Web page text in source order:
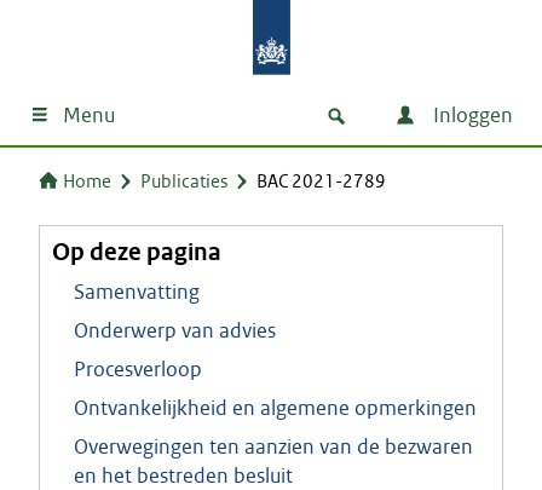
Menu Inloggen
Home Publicaties BAC 2021-2789
Op deze pagina
Samenvatting
Onderwerp van advies
Procesverloop
Ontvankelijkheid en algemene opmerkingen
Overwegingen ten aanzien van de bezwaren
en het bestreden besluit